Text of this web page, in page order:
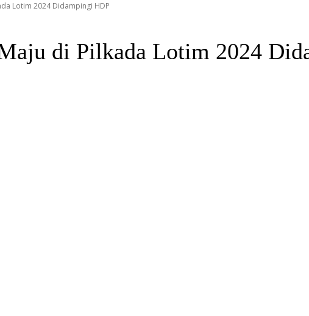
Lotim 2024 Didampingi HDP
di Pilkada Lotim 2024